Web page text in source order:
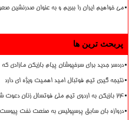
می خواهیم ایران را ببریم و به عنوان صدرنشین
پربحث ترین ها
دردسر جدید برای سرخپوشان پیام بازیکن مازادی
نتیجه گیری تیم فوتبال امید اهمیت ویژه ای دارد
۲۴ بازیکن به اردوی تیم ملی فوتسال زنان دعوت شدند
دروازه بان سابق پرسپولیس به صنعت نفت پیوست